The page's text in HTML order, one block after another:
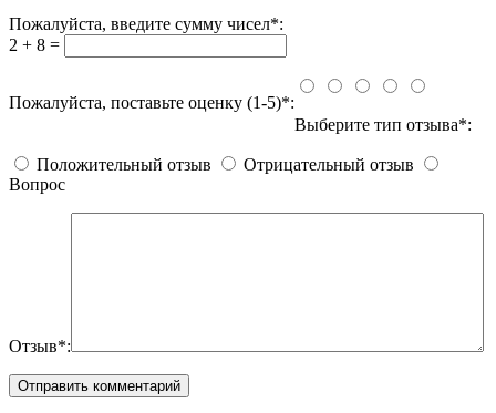
Пожалуйста, введите сумму чисел*:
2 + 8 =
Пожалуйста, поставьте оценку (1-5)*:
Выберите тип отзыва*:
Положительный отзыв
Отрицательный отзыв
Вопрос
Отзыв*: